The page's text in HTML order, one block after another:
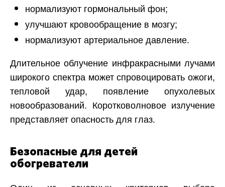
нормализуют гормональный фон;
улучшают кровообращение в мозгу;
нормализуют артериальное давление.
Длительное облучение инфракрасными лучами
широкого спектра может спровоцировать ожоги,
тепловой удар, появление опухолевых
новообразований. Коротковолновое излучение
представляет опасность для глаз.
Безопасные для детей
обогреватели